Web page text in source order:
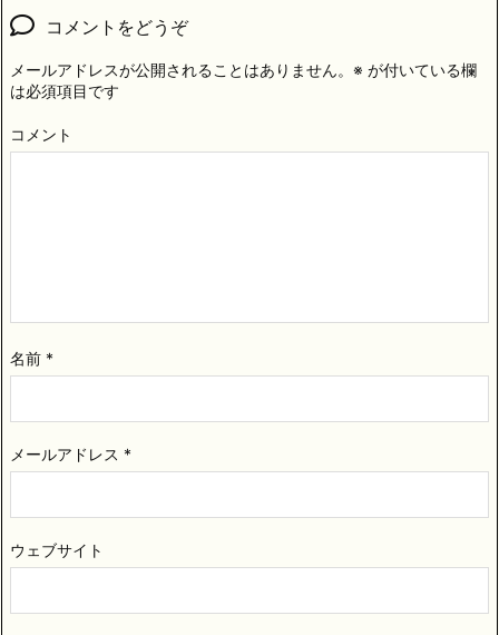
コメントをどうぞ
メールアドレスが公開されることはありません。 ※ が付いている欄
は必須項目です
コメント
名前 *
メールアドレス *
ウェブサイト